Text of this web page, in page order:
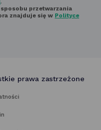
.
przetwarzania
znajduje się w Polityce
prawa zastrzeżone